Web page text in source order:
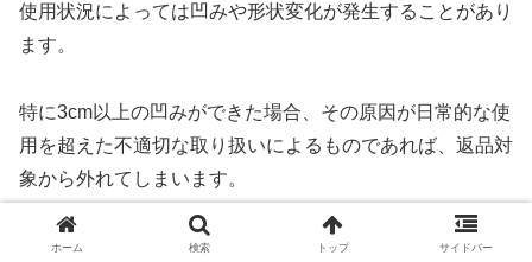
使用状況によっては凹みや形状変化が発生することがあり
ます。
特に3cm以上の凹みができた場合、その原因が日常的な使
用を超えた不適切な取り扱いによるものであれば、返品対
象から外れてしまいます。
たとえば、マットレスを床に直置きして通気が悪い状態が
ホーム 検索 トップ サイドバー